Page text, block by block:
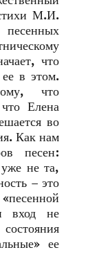
М.И.
что
в этом.
что
Елена
во
Как нам
песен:
не та,
– это
вход не
ее